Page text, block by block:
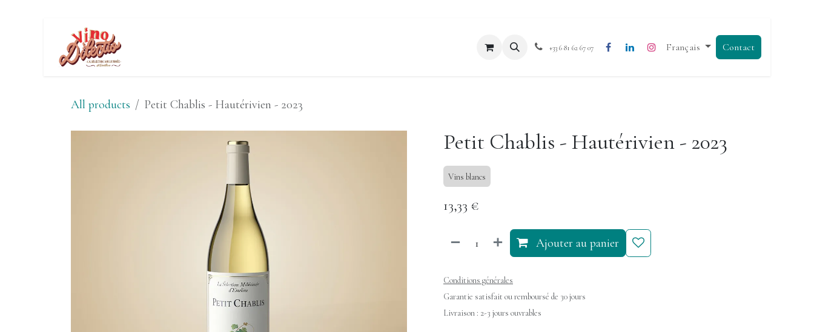
Se rendre au contenu
+33 6 81 62 67 07 Français Contact
All products Petit Chablis - Hautérivien - 2023
Petit Chablis - Hautérivien - 2023
Vins blancs
13,33 €
Ajouter au panier
Conditions générales
Garantie satisfait ou remboursé de 30 jours
Livraison : 2-3 jours ouvrables